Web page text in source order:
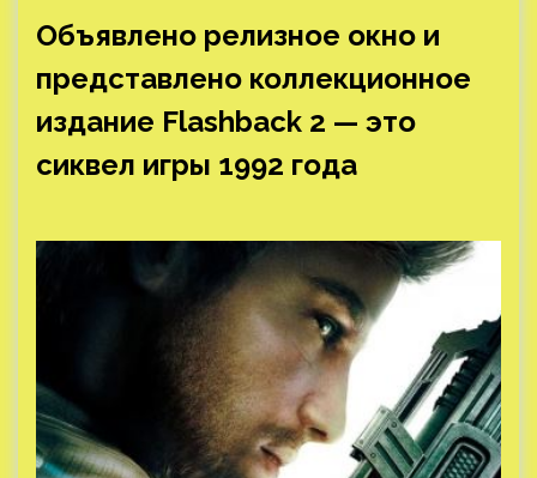
Объявлено релизное окно и
представлено коллекционное
издание Flashback 2 — это
сиквел игры 1992 года